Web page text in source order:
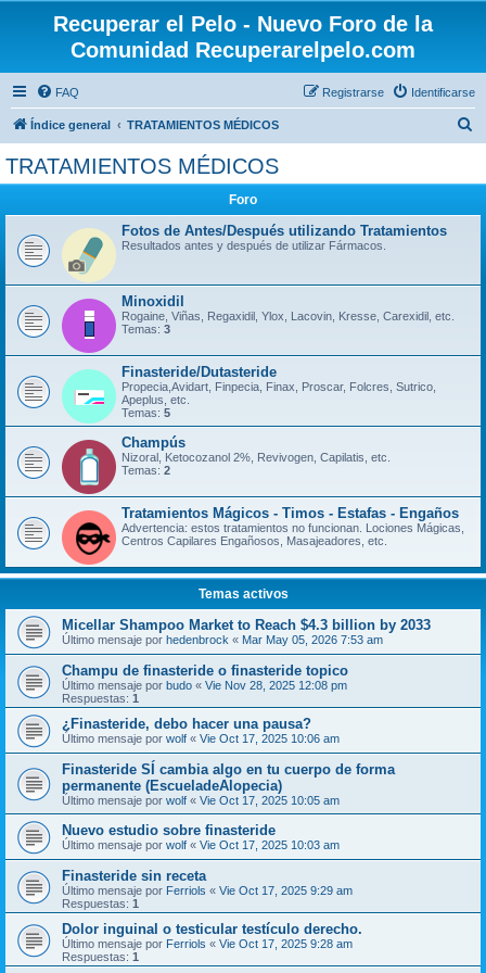
Recuperar el Pelo - Nuevo Foro de la
Comunidad Recuperarelpelo.com
FAQ Identificarse
Registrarse
Índice general TRATAMIENTOS MÉDICOS
TRATAMIENTOS MÉDICOS
Foro
Fotos de Antes/Después utilizando Tratamientos
Resultados antes y después de utilizar Fármacos.
Minoxidil
Rogaine, Viñas, Regaxidil, Ylox, Lacovin, Kresse, Carexidil, etc.
Temas: 3
Finasteride/Dutasteride
Propecia,Avidart, Finpecia, Finax, Proscar, Folcres, Sutrico,
Apeplus, etc.
Temas: 5
Champús
Nizoral, Ketocozanol 2%, Revivogen, Capilatis, etc.
Temas: 2
Tratamientos Mágicos - Timos - Estafas - Engaños
Advertencia: estos tratamientos no funcionan. Lociones Mágicas,
Centros Capilares Engañosos, Masajeadores, etc.
Temas activos
Micellar Shampoo Market to Reach $4.3 billion by 2033
Último mensaje por hedenbrock « Mar May 05, 2026 7:53 am
Champu de finasteride o finasteride topico
Último mensaje por budo « Vie Nov 28, 2025 12:08 pm
Respuestas: 1
¿Finasteride, debo hacer una pausa?
Último mensaje por wolf « Vie Oct 17, 2025 10:06 am
Finasteride SÍ cambia algo en tu cuerpo de forma
permanente (EscueladeAlopecia)
Último mensaje por wolf « Vie Oct 17, 2025 10:05 am
Nuevo estudio sobre finasteride
Último mensaje por wolf « Vie Oct 17, 2025 10:03 am
Finasteride sin receta
Último mensaje por Ferriols « Vie Oct 17, 2025 9:29 am
Respuestas: 1
Dolor inguinal o testicular testículo derecho.
Último mensaje por Ferriols « Vie Oct 17, 2025 9:28 am
Respuestas: 1